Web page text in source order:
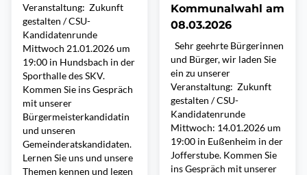
Veranstaltung: Zukunft
gestalten / CSU-
Kandidatenrunde
Mittwoch 21.01.2026 um
19:00 in Hundsbach in der
Sporthalle des SKV.
Kommen Sie ins Gespräch
mit unserer
Bürgermeisterkandidatin
und unseren
Gemeinderatskandidaten.
Lernen Sie uns und unsere
Themen kennen und legen
Kommunalwahl am
08.03.2026
Sehr geehrte Bürgerinnen
und Bürger, wir laden Sie
ein zu unserer
Veranstaltung: Zukunft
gestalten / CSU-
Kandidatenrunde
Mittwoch: 14.01.2026 um
19:00 in Eußenheim in der
Jofferstube. Kommen Sie
ins Gespräch mit unserer